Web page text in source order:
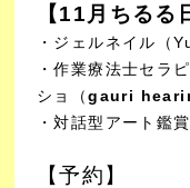
【11月ちるる
・ジェルネイル（
・作業療法士セラ
ショ（gauri
・対話型アート鑑賞
【予約】